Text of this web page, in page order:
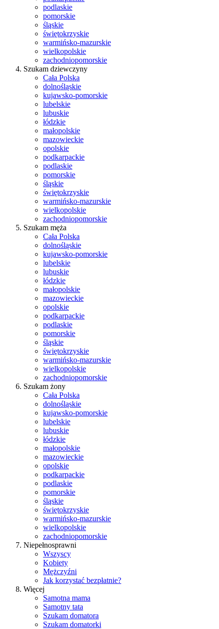
podlaskie
pomorskie
śląskie
świętokrzyskie
warmińsko-mazurskie
wielkopolskie
zachodniopomorskie
Szukam dziewczyny
Cała Polska
dolnośląskie
kujawsko-pomorskie
lubelskie
lubuskie
łódzkie
małopolskie
mazowieckie
opolskie
podkarpackie
podlaskie
pomorskie
śląskie
świętokrzyskie
warmińsko-mazurskie
wielkopolskie
zachodniopomorskie
Szukam męża
Cała Polska
dolnośląskie
kujawsko-pomorskie
lubelskie
lubuskie
łódzkie
małopolskie
mazowieckie
opolskie
podkarpackie
podlaskie
pomorskie
śląskie
świętokrzyskie
warmińsko-mazurskie
wielkopolskie
zachodniopomorskie
Szukam żony
Cała Polska
dolnośląskie
kujawsko-pomorskie
lubelskie
lubuskie
łódzkie
małopolskie
mazowieckie
opolskie
podkarpackie
podlaskie
pomorskie
śląskie
świętokrzyskie
warmińsko-mazurskie
wielkopolskie
zachodniopomorskie
Niepełnosprawni
Wszyscy
Kobiety
Mężczyźni
Jak korzystać bezpłatnie?
Więcej
Samotna mama
Samotny tata
Szukam domatora
Szukam domatorki